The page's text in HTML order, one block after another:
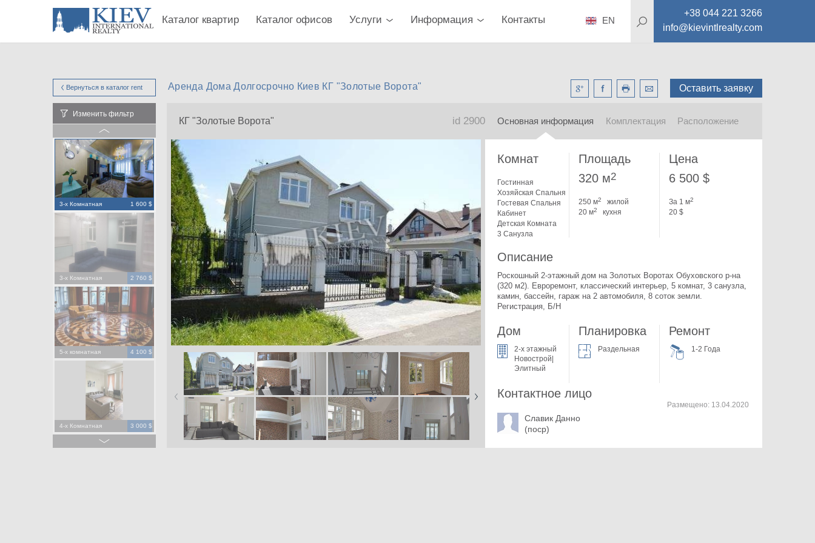
Каталог квартир Каталог офисов Услуги Информация Контакты
+38 044 221 3266
info@kievintlrealty.com
EN
Вернуться в каталог rent Оставить заявку
Аренда Дома Долгосрочно Киев КГ "Золотые Ворота"
Изменить фильтр
3-х Комнатная 1 600 $
3-х Комнатная 2 760 $
5-х комнатная 4 100 $
4-х Комнатная 3 000 $
КГ "Золотые Ворота" id 2900 Основная информация Комплектация Расположение
Комнат
Гостинная
Хозяйская Спальня
Гостевая Спальня
Кабинет
Детская Комната
3 Санузла
Площадь
320 м2
250 м2
жилой
20 м2 кухня
Цена
6 500 $
За 1 м2
20 $
Описание
Роскошный 2-этажный дом на Золотых Воротах Обуховского р-на
(320 м2). Евроремонт, классический интерьер, 5 комнат, 3 санузла,
камин, бассейн, гараж на 2 автомобиля, 8 соток земли.
Регистрация, Б/Н
Дом
2-x этажный
Новострой|
Элитный
Планировка
Раздельная
Ремонт
1-2 Года
Контактное лицо
Славик Данно
(поср)
Размещено: 13.04.2020